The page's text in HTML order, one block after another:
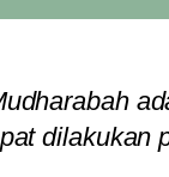
dilakukan